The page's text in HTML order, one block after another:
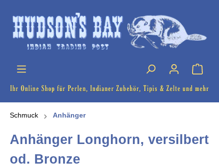
Schmuck Anhänger
Anhänger Longhorn, versilbert
od. Bronze